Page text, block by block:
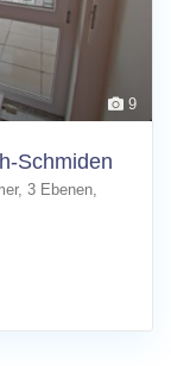
9
Schmiden
3 Ebenen,